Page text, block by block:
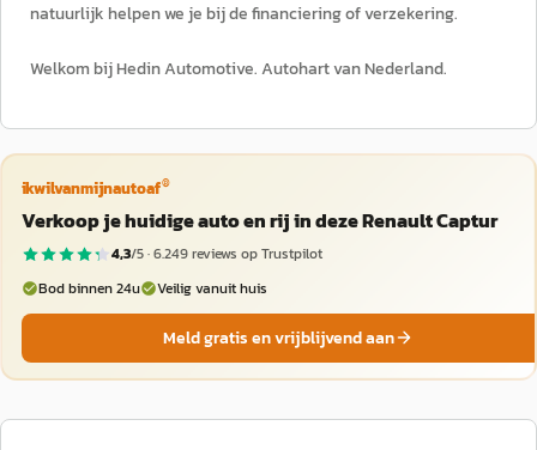
natuurlijk helpen we je bij de financiering of verzekering.
Welkom bij Hedin Automotive. Autohart van Nederland.
ikwilvanmijnautoaf®
Verkoop je huidige auto en rij in deze Renault Captur
4,3/5 ·6.249reviews op Trustpilot
Bod binnen 24u
Veilig vanuit huis
Meld gratis en vrijblijvend aan